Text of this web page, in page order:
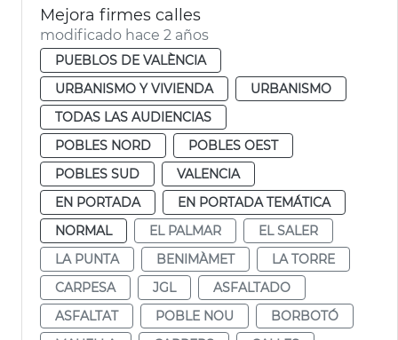
Mejora firmes calles
modificado hace 2 años
PUEBLOS DE VALÈNCIA
URBANISMO Y VIVIENDA
URBANISMO
TODAS LAS AUDIENCIAS
POBLES NORD
POBLES OEST
POBLES SUD
VALENCIA
EN PORTADA
EN PORTADA TEMÁTICA
NORMAL
EL PALMAR
EL SALER
LA PUNTA
BENIMÀMET
LA TORRE
CARPESA
JGL
ASFALTADO
ASFALTAT
POBLE NOU
BORBOTÓ